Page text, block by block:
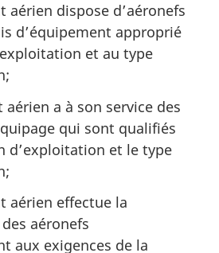
aérien dispose d’aéronefs
d’équipement approprié
et au type
aérien a à son service des
qui sont qualifiés
d’exploitation et le type
aérien effectue la
aéronefs
aux exigences de la